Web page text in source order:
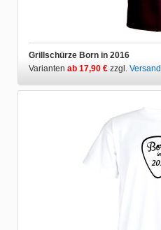
Grillschürze Born in 2016
Varianten ab 17,90 € zzgl. Versand